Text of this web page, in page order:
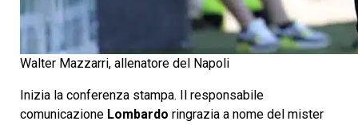
Walter Mazzarri, allenatore del Napoli
Inizia la conferenza stampa. Il responsabile
comunicazione Lombardo ringrazia a nome del mister